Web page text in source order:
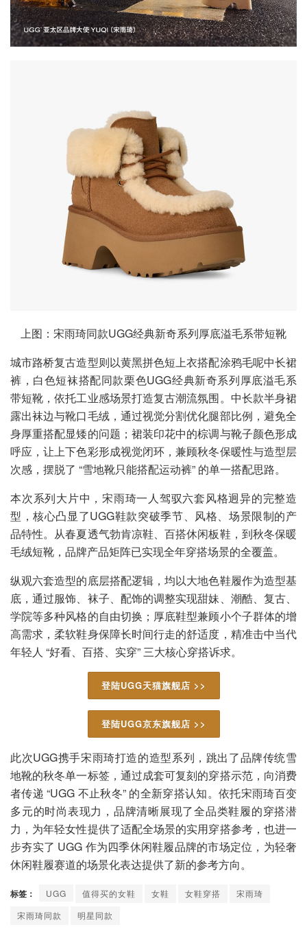
上图：宋雨琦同款UGG经典新奇系列厚底溢毛系带短靴
城市路桥复古造型则以黄黑拼色短上衣搭配涂鸦毛呢中长裙
裤，白色短袜搭配同款栗色UGG经典新奇系列厚底溢毛系
带短靴，依托工业感场景打造复古潮流氛围。中长款半身裙
露出袜边与靴口毛绒，通过视觉分割优化腿部比例，避免全
身厚重搭配显矮的问题；裙装印花中的棕调与靴子颜色形成
呼应，让上下色彩形成视觉闭环，兼顾秋冬保暖性与造型层
次感，摆脱了 “雪地靴只能搭配运动裤” 的单一搭配思路。
本次系列大片中，宋雨琦一人驾驭六套风格迥异的完整造
型，核心凸显了UGG鞋款突破季节、风格、场景限制的产
品特性。从春夏透气勃肯凉鞋、百搭休闲板鞋，到秋冬保暖
毛绒短靴，品牌产品矩阵已实现全年穿搭场景的全覆盖。
纵观六套造型的底层搭配逻辑，均以大地色鞋履作为造型基
底，通过服饰、袜子、配饰的调整实现甜妹、潮酷、复古、
学院等多种风格的自由切换；厚底鞋型兼顾小个子群体的增
高需求，柔软鞋身保障长时间行走的舒适度，精准击中当代
年轻人 “好看、百搭、实穿” 三大核心穿搭诉求。
登陆UGG天猫旗舰店 >>
登陆UGG京东旗舰店 >>
此次UGG携手宋雨琦打造的造型系列，跳出了品牌传统雪
地靴的秋冬单一标签，通过成套可复刻的穿搭示范，向消费
者传递 “UGG 不止秋冬” 的全新穿搭认知。依托宋雨琦百变
多元的时尚表现力，品牌清晰展现了全品类鞋履的穿搭潜
力，为年轻女性提供了适配全场景的实用穿搭参考，也进一
步夯实了 UGG 作为四季休闲鞋履品牌的市场定位，为轻奢
休闲鞋履赛道的场景化表达提供了新的参考方向。
标签： UGG 值得买的女鞋 女鞋 女鞋穿搭
宋雨琦
宋雨琦同款
明星同款